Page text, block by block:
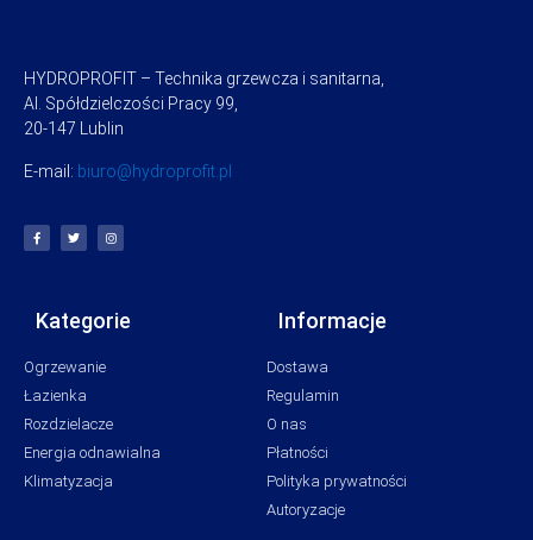
HYDROPROFIT – Technika grzewcza i sanitarna,
Al. Spółdzielczości Pracy 99,
20-147 Lublin
E-mail: biuro@hydroprofit.pl
Kategorie
Ogrzewanie
Łazienka
Rozdzielacze
Energia odnawialna
Klimatyzacja
Informacje
Dostawa
Regulamin
O nas
Płatności
Polityka prywatności
Autoryzacje